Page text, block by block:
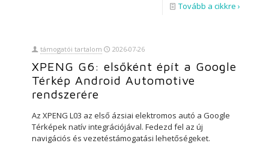
Tovább a cikkre ›
támogatói tartalom 2026-07-26
XPENG G6: elsőként épít a Google
Térkép Android Automotive
rendszerére
Az XPENG L03 az első ázsiai elektromos autó a Google
Térképek natív integrációjával. Fedezd fel az új
navigációs és vezetéstámogatási lehetőségeket.